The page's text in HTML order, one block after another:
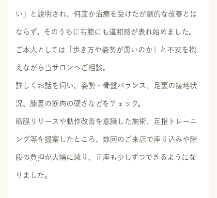
い」と説明され、何度か治療を受けたが劇的な改善とは
ならず。そのうちに右膝にも違和感が表れ始めました。
ご本人としては「歩き方や姿勢が悪いのか」と不安を抱
えながら当サロンへご相談。
詳しくお話を伺い、姿勢・骨盤バランス、足裏の接地状
況、膝裏の筋肉の硬さなどをチェック。
筋膜リリースや動作改善を意識した施術、足指トレーニ
ング等を提案したところ、数回のご来店で座り込みや階
段の負担が大幅に減り、正座も少しずつできるようにな
りました。